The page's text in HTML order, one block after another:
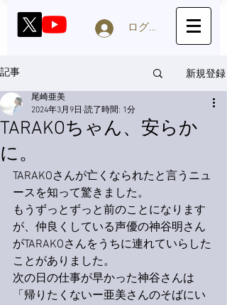
ログイン
記事 新規登録
TARAKOちゃん、安らか
に。
尾崎亜美
2024年3月9日 読了時間: 1分
TARAKOさんが亡くなられたと言うニュ
ースを知って驚きました。
もうずっとずっと前のことになります
が、仲良くしている声優の神谷明さん
がTARAKOさんをうちに連れていらした
ことがありました。
次の日の仕事が早かった神谷さんは
「帰りたくないー亜美さんのそばにい